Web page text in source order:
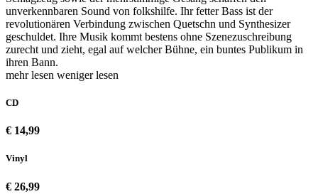
unverkennbaren Sound von folkshilfe. Ihr fetter Bass ist der
revolutionären Verbindung zwischen Quetschn und Synthesizer
geschuldet. Ihre Musik kommt bestens ohne Szenezuschreibung
zurecht und zieht, egal auf welcher Bühne, ein buntes Publikum in
ihren Bann.
mehr lesen weniger lesen
CD
€ 14,99
Vinyl
€ 26,99